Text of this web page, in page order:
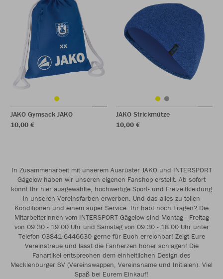
JAKO Gymsack JAKO
10,00 €
JAKO Strickmütze
10,00 €
In Zusammenarbeit mit unserem Ausrüster JAKO und INTERSPORT
Gägelow haben wir unseren eigenen Fanshop erstellt. Ab sofort
könnt Ihr hier ausgewählte, hochwertige Sport- und Freizeitkleidung
in unseren Vereinsfarben erwerben. Und das alles zu tollen
Konditionen und einem super Service. Ihr habt noch Fragen? Die
Mitarbeiterinnen vom INTERSPORT Gägelow sind Montag - Freitag
von 09:30 - 19:00 Uhr und Samstag von 09:30 - 18:00 Uhr unter
Telefon 03841-6446630 gerne für Euch erreichbar! Zeigt Eure
Vereinstreue und lasst die Fanherzen höher schlagen! Die
Fanartikel entsprechen dem einheitlichen Design des
Mecklenburger SV (Vereinswappen, Vereinsname und Initialen). Viel
Spaß bei Eurem Einkauf!